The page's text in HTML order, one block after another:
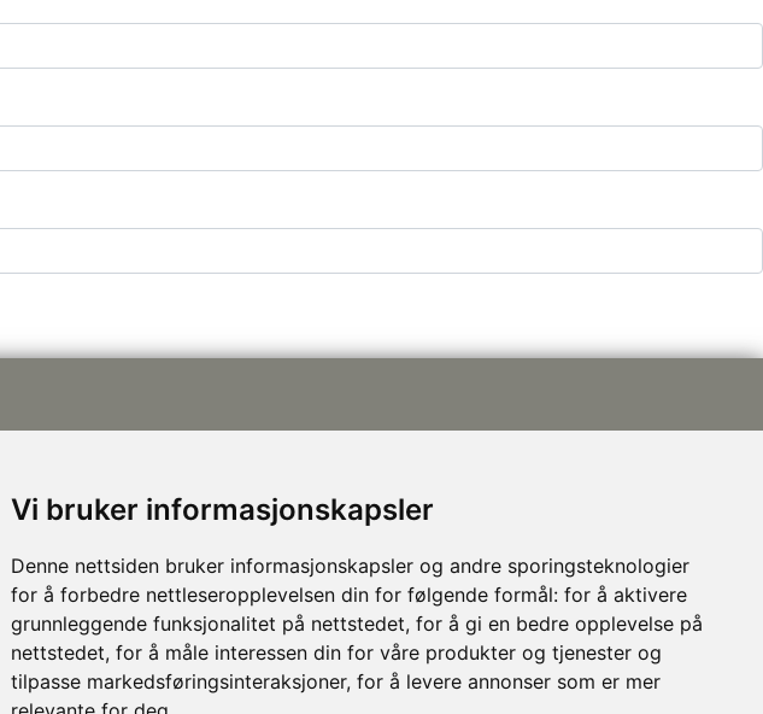
Vi bruker informasjonskapsler
Denne nettsiden bruker informasjonskapsler og andre sporingsteknologier
for å forbedre nettleseropplevelsen din for følgende formål: for å aktivere
grunnleggende funksjonalitet på nettstedet, for å gi en bedre opplevelse på
nettstedet, for å måle interessen din for våre produkter og tjenester og
tilpasse markedsføringsinteraksjoner, for å levere annonser som er mer
907 76 420
948 80 685
Følg oss på Facebook